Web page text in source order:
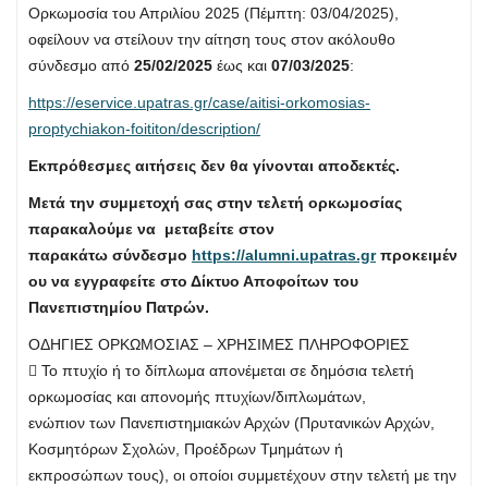
Ορκωμοσία του Απριλίου 2025 (Πέμπτη: 03/04/2025),
οφείλουν να στείλουν την αίτηση τους στον ακόλουθο
σύνδεσμο από 25/02/2025 έως και 07/03/2025:
https://eservice.upatras.gr/case/aitisi-orkomosias-
proptychiakon-foititon/description/
Εκπρόθεσμες αιτήσεις δεν θα γίνονται αποδεκτές.
Μετά την συμμετοχή σας στην τελετή ορκωμοσίας
παρακαλούμε να μεταβείτε στον
παρακάτω σύνδεσμο https://alumni.upatras.grπροκειμέν
ου να εγγραφείτε στο Δίκτυο Αποφοίτων του
Πανεπιστημίου Πατρών.
ΟΔΗΓΙΕΣ ΟΡΚΩΜΟΣΙΑΣ – ΧΡΗΣΙΜΕΣ ΠΛΗΡΟΦΟΡΙΕΣ
 Το πτυχίο ή το δίπλωμα απονέμεται σε δημόσια τελετή
ορκωμοσίας και απονομής πτυχίων/διπλωμάτων,
ενώπιον των Πανεπιστημιακών Αρχών (Πρυτανικών Αρχών,
Κοσμητόρων Σχολών, Προέδρων Τμημάτων ή
εκπροσώπων τους), οι οποίοι συμμετέχουν στην τελετή με την